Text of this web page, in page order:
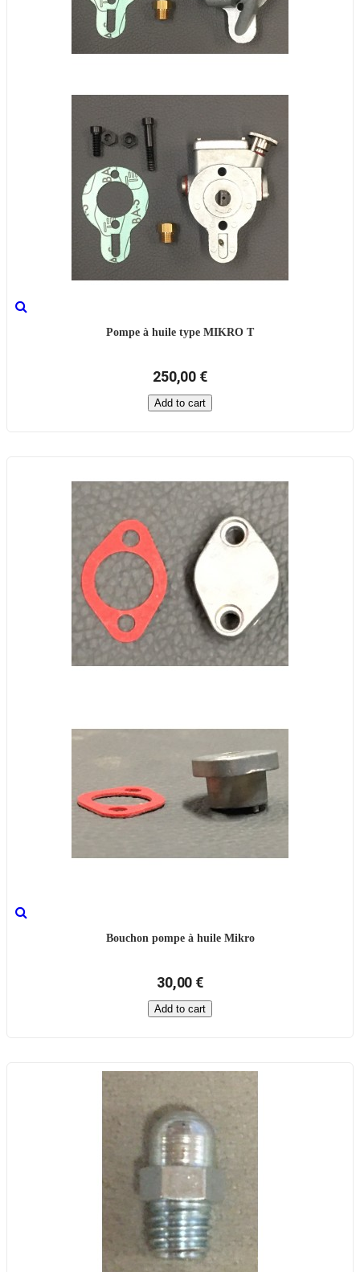
Pompe à huile type MIKRO T
250,00 €
Add to cart
Bouchon pompe à huile Mikro
30,00 €
Add to cart